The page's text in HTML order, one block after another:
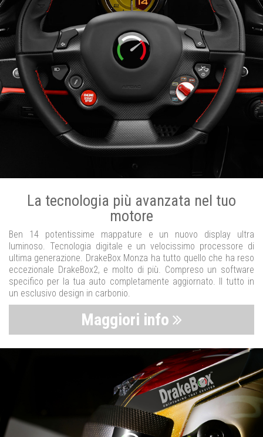
La tecnologia più avanzata nel tuo
motore
Ben 14 potentissime mappature e un nuovo display ultra
luminoso. Tecnologia digitale e un velocissimo processore di
ultima generazione. DrakeBox Monza ha tutto quello che ha reso
eccezionale DrakeBox2, e molto di più. Compreso un software
specifico per la tua auto completamente aggiornato. Il tutto in
un esclusivo design in carbonio.
Maggiori info